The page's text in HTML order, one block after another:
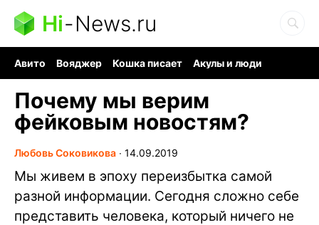
Hi-News.ru
Авито Вояджер Кошка писает
Акулы и люди
Почему мы верим
фейковым новостям?
Любовь Соковикова ∙ 14.09.2019
Мы живем в эпоху переизбытка самой
разной информации. Сегодня сложно себе
представить человека, который ничего не